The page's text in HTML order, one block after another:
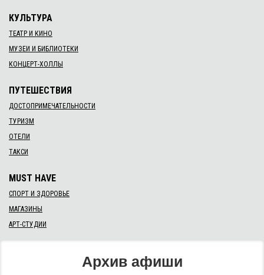
КУЛЬТУРА
ТЕАТР И КИНО
МУЗЕИ И БИБЛИОТЕКИ
КОНЦЕРТ-ХОЛЛЫ
ПУТЕШЕСТВИЯ
ДОСТОПРИМЕЧАТЕЛЬНОСТИ
ТУРИЗМ
ОТЕЛИ
ТАКСИ
MUST HAVE
СПОРТ И ЗДОРОВЬЕ
МАГАЗИНЫ
АРТ-СТУДИИ
Архив афиши